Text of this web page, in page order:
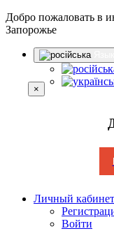
Добро пожаловать в
Запорожье
×
Личный кабинет
Войти